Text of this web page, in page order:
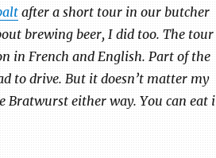
after a short tour in our butcher
brewing beer, I did too. The tour
in French and English. Part of the
to drive. But it doesn’t matter my
Bratwurst either way. You can eat